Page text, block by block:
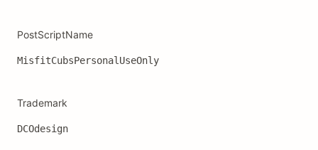
PostScriptName
MisfitCubsPersonalUseOnly
Trademark
DCOdesign